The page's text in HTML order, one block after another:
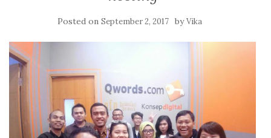
Posted on September 2, 2017 byVika